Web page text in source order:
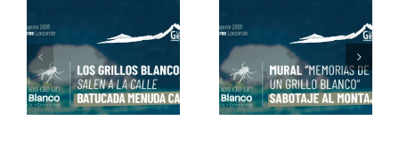
Mural «Memorias de
un Grillo Blanco» con
Matías Mata
Conviértete en Grillo
Blanco con Alex Dorta